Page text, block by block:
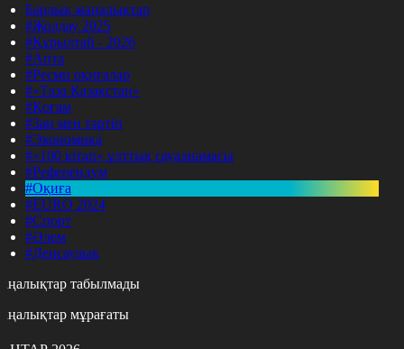
Барлық жаңалықтар
#Жолдау 2025
#Құрылтай - 2026
#Апта
#Ресми оқиғалар
#«Таза Қазақстан»
#Қоғам
#Заң мен тәртіп
#Экономика
#«100 кітап» ұлттық сауалнамасы
#Референдум
#Оқиға
#EURO 2024
#Спорт
#Әлем
#Денсаулық
табылмады
мұрағаты